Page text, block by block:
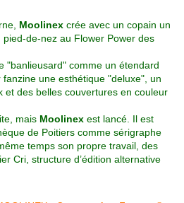
Moolinex crée avec un copain un
de-nez au Flower Power des
"banlieusard" comme un étendard
une esthétique "deluxe", un
et des belles couvertures en couleur
mais Moolinex est lancé. Il est
de Poitiers comme sérigraphe
temps son propre travail, des
Cri, structure d’édition alternative